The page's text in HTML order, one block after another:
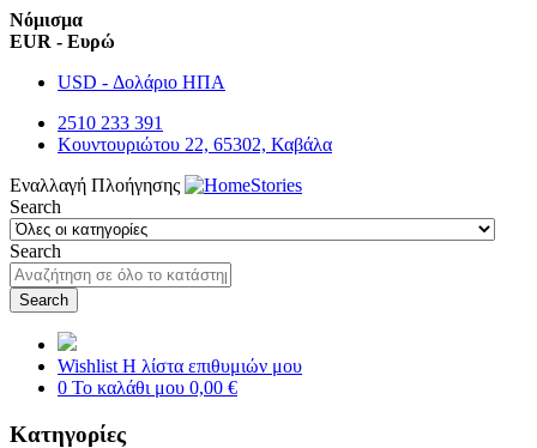
Νόμισμα
EUR - Ευρώ
USD - Δολάριο ΗΠΑ
2510 233 391
Κουντουριώτου 22, 65302, Καβάλα
Εναλλαγή Πλοήγησης
Search
Search
Search
Wishlist Η λίστα επιθυμιών μου
0 Το καλάθι μου 0,00 €
Κατηγορίες